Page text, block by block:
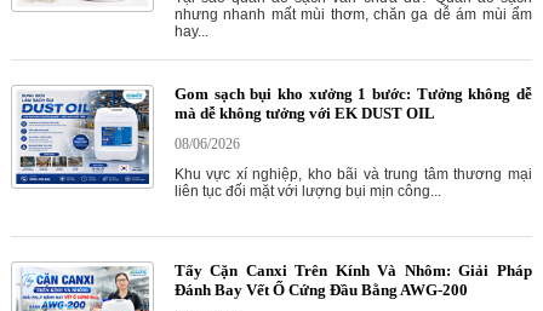
nhưng nhanh mất mùi thơm, chăn ga dễ ám mùi ẩm
hay...
Gom sạch bụi kho xưởng 1 bước: Tưởng không dễ
mà dễ không tưởng với EK DUST OIL
08/06/2026
Khu vực xí nghiệp, kho bãi và trung tâm thương mại
liên tục đối mặt với lượng bụi mịn công...
Tẩy Cặn Canxi Trên Kính Và Nhôm: Giải Pháp
Đánh Bay Vết Ố Cứng Đầu Bằng AWG-200